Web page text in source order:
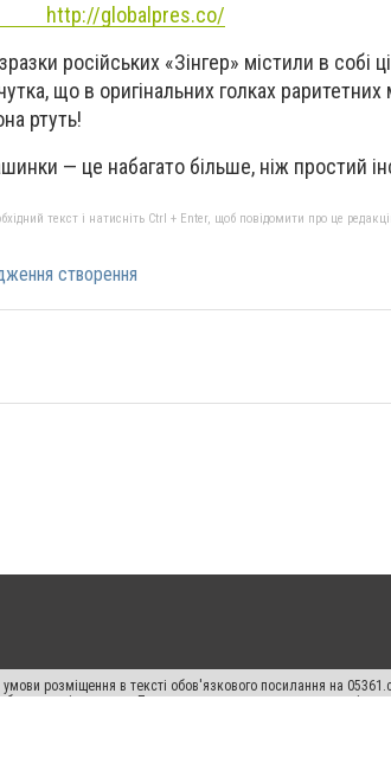
російських «Зінгер» містили в собі
що в оригінальних голках
ртуть!
— це набагато більше, ніж простий
текст і натисніть Ctrl + Enter, щоб повідомити про це
створення
розміщення в тексті обов'язкового посилання на
в якості джерела. Порушення виняткових прав